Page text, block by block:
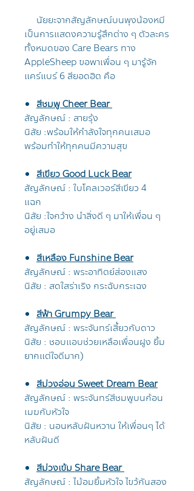
นัยยะจากสัญลักษณ์บนพุงน้องหมี
เป็นการแสดงความรู้สึกต่าง ๆ ตัวละคร
ทั้งหมดของ Care Bears ทาง
AppleSheep ขอพาเพื่อน ๆ มารู้จัก
แคร์แบร์ 6 สียอดฮิต คือ
สีชมพู Cheer Bear
สัญลักษณ์ : สายรุ้ง
นิสัย :พร้อมให้กำลังใจทุกคนเสมอ
พร้อมทำให้ทุกคนมีความสุข
สีเขียว Good Luck Bear
สัญลักษณ์ : ใบโคลเวอร์สีเขียว 4
แฉก
นิสัย :ใจกว้าง นำสิ่งดี ๆ มาให้เพื่อน ๆ
อยู่เสมอ
สีเหลือง Funshine Bear
สัญลักษณ์ : พระอาทิตย์ส่องแสง
นิสัย : สดใสร่าเริง กระฉับกระเฉง
สีฟ้า Grumpy Bear
สัญลักษณ์ : พระจันทร์เสี้ยวกับดาว
นิสัย : ชอบแอบช่วยเหลือเพื่อนฝูง ยิ้ม
ยากแต่ใจดีมาก)
สีม่วงอ่อน Sweet Dream Bear
สัญลักษณ์ : พระจันทร์สีชมพูบนก้อน
เมฆกับหัวใจ
นิสัย : นอนหลับฝันหวาน ให้เพื่อนๆ ได้
หลับฝันดี
สีม่วงเข้ม Share Bear
สัญลักษณ์ : ไม้อมยิ้มหัวใจ ไขว้กันสอง